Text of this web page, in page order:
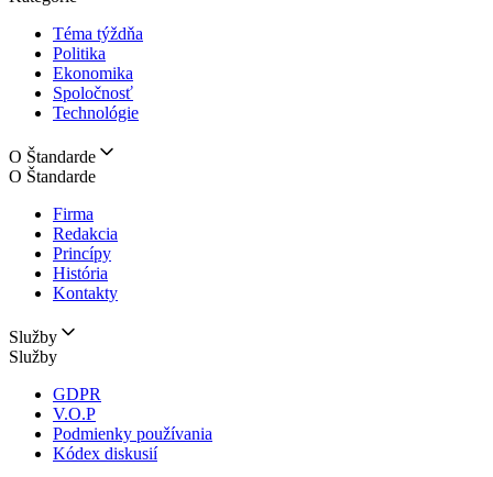
Téma týždňa
Politika
Ekonomika
Spoločnosť
Technológie
O Štandarde
O Štandarde
Firma
Redakcia
Princípy
História
Kontakty
Služby
Služby
GDPR
V.O.P
Podmienky používania
Kódex diskusií